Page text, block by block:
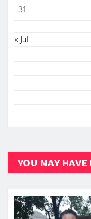
31
« Jul
YOU MAY HAVE